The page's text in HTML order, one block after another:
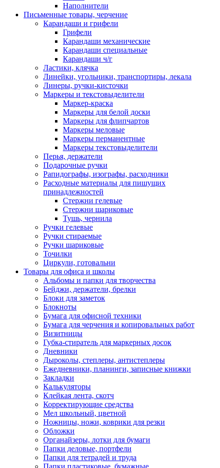
Наполнители
Письменные товары, черчение
Карандаши и грифели
Грифели
Карандаши механические
Карандаши специальные
Карандаши ч/г
Ластики, клячка
Линейки, угольники, транспортиры, лекала
Линеры, ручки-кисточки
Маркеры и текстовыделители
Маркер-краска
Маркеры для белой доски
Маркеры для флипчартов
Маркеры меловые
Маркеры перманентные
Маркеры текстовыделители
Перья, держатели
Подарочные ручки
Рапидографы, изографы, расходники
Расходные материалы для пишущих
принадлежностей
Стержни гелевые
Стержни шариковые
Тушь, чернила
Ручки гелевые
Ручки стираемые
Ручки шариковые
Точилки
Циркули, готовальни
Товары для офиса и школы
Альбомы и папки для творчества
Бейджи, держатели, брелки
Блоки для заметок
Блокноты
Бумага для офисной техники
Бумага для черчения и копировальных работ
Визитницы
Губка-стиратель для маркерных досок
Дневники
Дыроколы, степлеры, антистеплеры
Ежедневники, планинги, записные книжки
Закладки
Калькуляторы
Клейкая лента, скотч
Корректирующие средства
Мел школьный, цветной
Ножницы, ножи, коврики для резки
Обложки
Органайзеры, лотки для бумаги
Папки деловые, портфели
Папки для тетрадей и труда
Папки пластиковые, бумажные